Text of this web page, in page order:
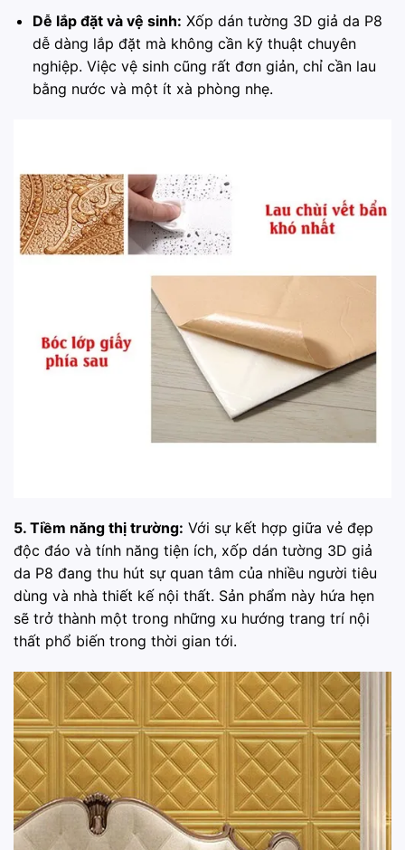
Dễ lắp đặt và vệ sinh: Xốp dán tường 3D giả da P8
dễ dàng lắp đặt mà không cần kỹ thuật chuyên
nghiệp. Việc vệ sinh cũng rất đơn giản, chỉ cần lau
bằng nước và một ít xà phòng nhẹ.
5. Tiềm năng thị trường: Với sự kết hợp giữa vẻ đẹp
độc đáo và tính năng tiện ích, xốp dán tường 3D giả
da P8 đang thu hút sự quan tâm của nhiều người tiêu
dùng và nhà thiết kế nội thất. Sản phẩm này hứa hẹn
sẽ trở thành một trong những xu hướng trang trí nội
thất phổ biến trong thời gian tới.